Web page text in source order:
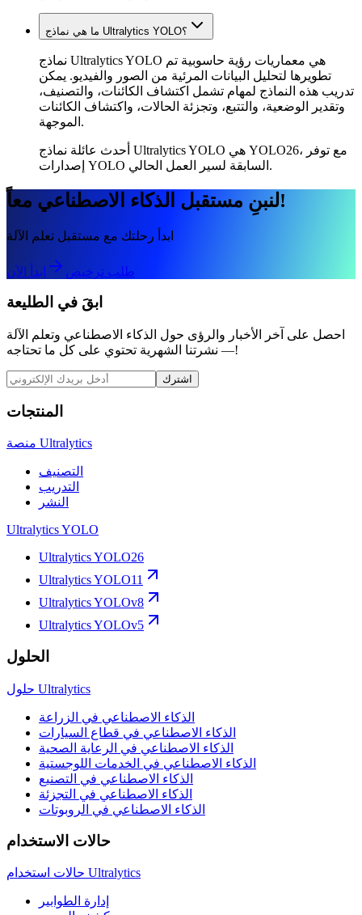
ما هي نماذج Ultralytics YOLO؟
نماذج Ultralytics YOLO هي معماريات رؤية حاسوبية تم
تطويرها لتحليل البيانات المرئية من الصور والفيديو. يمكن
تدريب هذه النماذج لمهام تشمل اكتشاف الكائنات، والتصنيف،
وتقدير الوضعية، والتتبع، وتجزئة الحالات، واكتشاف الكائنات
الموجهة.
أحدث عائلة نماذج Ultralytics YOLO هي YOLO26، مع توفر
إصدارات YOLO السابقة لسير العمل الحالي.
لنبنِ مستقبل الذكاء الاصطناعي معاً!
ابدأ رحلتك مع مستقبل تعلم الآلة
طلب ترخيص ابدأ الآن
ابقَ في الطليعة
احصل على آخر الأخبار والرؤى حول الذكاء الاصطناعي وتعلم الآلة
— نشرتنا الشهرية تحتوي على كل ما تحتاجه!
اشترك
المنتجات
منصة Ultralytics
التصنيف
التدريب
النشر
Ultralytics YOLO
Ultralytics YOLO26
Ultralytics YOLO11
Ultralytics YOLOv8
Ultralytics YOLOv5
الحلول
حلول Ultralytics
الذكاء الاصطناعي في الزراعة
الذكاء الاصطناعي في قطاع السيارات
الذكاء الاصطناعي في الرعاية الصحية
الذكاء الاصطناعي في الخدمات اللوجستية
الذكاء الاصطناعي في التصنيع
الذكاء الاصطناعي في التجزئة
الذكاء الاصطناعي في الروبوتات
حالات الاستخدام
حالات استخدام Ultralytics
إدارة الطوابير